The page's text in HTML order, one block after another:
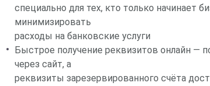
специально для тех, кто только начинает
минимизировать
расходы на банковские услуги
Быстрое получение реквизитов онлайн —
через сайт, а
реквизиты зарезервированного счёта